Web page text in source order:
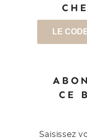
LE
CE
Saisissez